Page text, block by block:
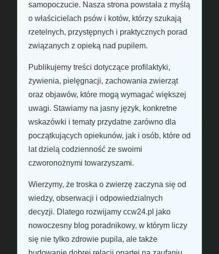
samopoczucie. Nasza strona powstała z myślą
o właścicielach psów i kotów, którzy szukają
rzetelnych, przystępnych i praktycznych porad
związanych z opieką nad pupilem.
Publikujemy treści dotyczące profilaktyki,
żywienia, pielęgnacji, zachowania zwierząt
oraz objawów, które mogą wymagać większej
uwagi. Stawiamy na jasny język, konkretne
wskazówki i tematy przydatne zarówno dla
początkujących opiekunów, jak i osób, które od
lat dzielą codzienność ze swoimi
czworonożnymi towarzyszami.
Wierzymy, że troska o zwierzę zaczyna się od
wiedzy, obserwacji i odpowiedzialnych
decyzji. Dlatego rozwijamy ccw24.pl jako
nowoczesny blog poradnikowy, w którym liczy
się nie tylko zdrowie pupila, ale także